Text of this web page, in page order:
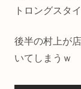
トロングスタ
後半の村上が
いてしまうｗ